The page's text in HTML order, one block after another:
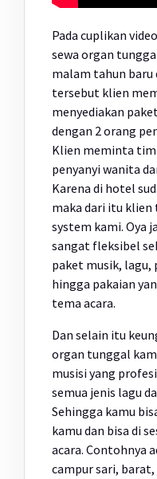
Pada cuplikan
sewa organ
malam tahun baru
tersebut klien
menyediakan
dengan 2 orang
Klien meminta tim
penyanyi wanita
Karena di hotel
maka dari itu klien
system kami. Oya
sangat fleksibel
paket musik, lagu,
hingga pakaian
tema acara.
Dan selain itu
organ tunggal
musisi yang
semua jenis lagu
Sehingga kamu
kamu dan bisa di
acara. Contohnya
campur sari,